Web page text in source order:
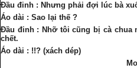
Đầu đinh : Nhưng phải đợi lúc bà
Áo dài : Sao lại thế ?
Đầu đinh : Nhỡ tôi cũng bị cà chua
chết.
Áo dài : !!? (xách dép)